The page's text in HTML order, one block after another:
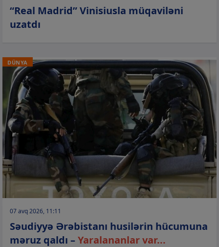
“Real Madrid” Vinisiusla müqaviləni
uzatdı
DÜNYA
07 avq 2026, 11:11
Səudiyyə Ərəbistanı husilərin hücumuna
məruz qaldı –Yaralananlar var...